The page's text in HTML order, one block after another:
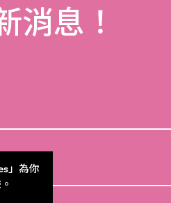
」為你
消息！
Tickets